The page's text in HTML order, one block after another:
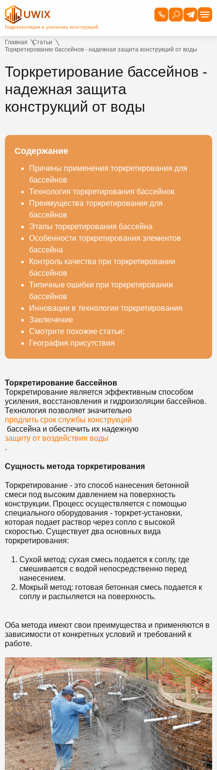
Главная
Статьи
Торкретирование бассейнов - надежная защита конструкций от воды
Торкретирование бассейнов -
надежная защита
конструкций от воды
Содержание
Причины применения торкретирования для
бассейнов
Технология торкретирования бассейнов
Преимущества торкретирования для
бассейнов
Этапы торкретирования бассейна
Особенности торкретирования элементов
бассейна
Контроль качества при торкретировании
бассейнов
Типичные ошибки при торкретировании
бассейнов
Инновации в технологии торкретирования
Заключение
Смотрите похожие статьи:
География присутствия
Торкретирование бассейнов
Торкретирование является эффективным способом
усиления, восстановления и гидроизоляции бассейнов.
Технология позволяет значительно
продлить срок службы конструкций
бассейна и обеспечить их надежную
защиту от воздействия воды
.
Сущность метода торкретирования
Торкретирование - это способ нанесения бетонной
смеси под высоким давлением на поверхность
конструкции. Процесс осуществляется с помощью
специального оборудования - торкрет-установки,
которая подает раствор через сопло с высокой
скоростью. Существует два основных вида
торкретирования:
Сухой метод: сухая смесь подается к соплу, где
смешивается с водой непосредственно перед
нанесением.
Мокрый метод: готовая бетонная смесь подается к
соплу и распыляется на поверхность.
Оба метода имеют свои преимущества и применяются в
зависимости от конкретных условий и требований к
работе.